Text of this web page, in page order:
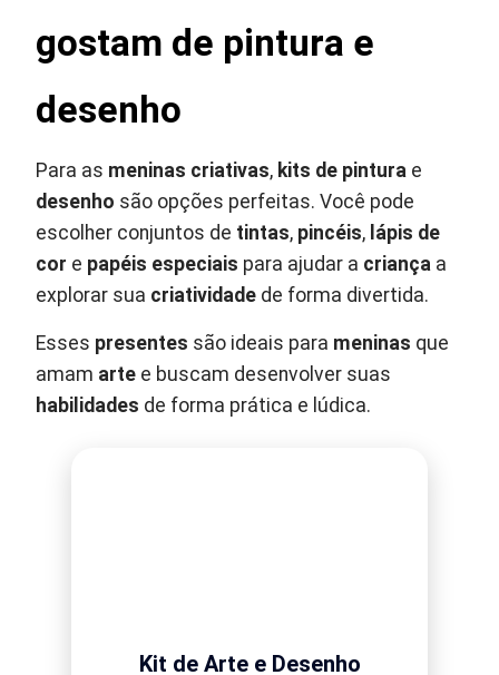
gostam de pintura e
desenho
Para as meninas criativas, kits de pintura e
desenho são opções perfeitas. Você pode
escolher conjuntos de tintas, pincéis, lápis de
cor e papéis especiais para ajudar a criança a
explorar sua criatividade de forma divertida.
Esses presentes são ideais para meninas que
amam arte e buscam desenvolver suas
habilidades de forma prática e lúdica.
Kit de Arte e Desenho